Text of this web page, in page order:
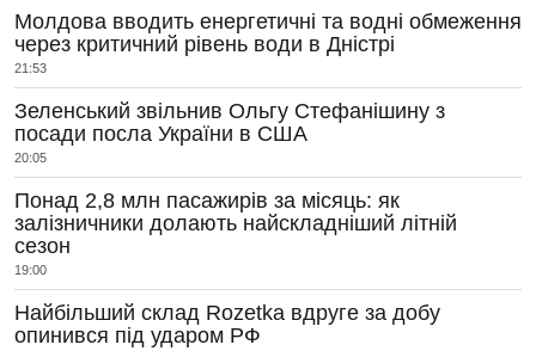
Молдова вводить енергетичні та водні обмеження
через критичний рівень води в Дністрі
21:53
Зеленський звільнив Ольгу Стефанішину з
посади посла України в США
20:05
Понад 2,8 млн пасажирів за місяць: як
залізничники долають найскладніший літній
сезон
19:00
Найбільший склад Rozetka вдруге за добу
опинився під ударом РФ